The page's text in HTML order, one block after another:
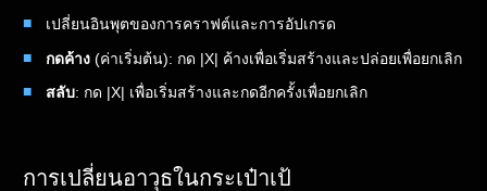
เปลี่ยนอินพุตของการคราฟต์และการอัปเกรด
กดค้าง (ค่าเริ่มต้น): กด |X| ค้างเพื่อเริ่มสร้างและปล่อยเพื่อยกเลิก
สลับ: กด |X| เพื่อเริ่มสร้างและกดอีกครั้งเพื่อยกเลิก
การเปลี่ยนอาวุธในกระเป๋าเป้